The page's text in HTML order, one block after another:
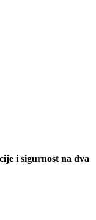
i sigurnost na dva